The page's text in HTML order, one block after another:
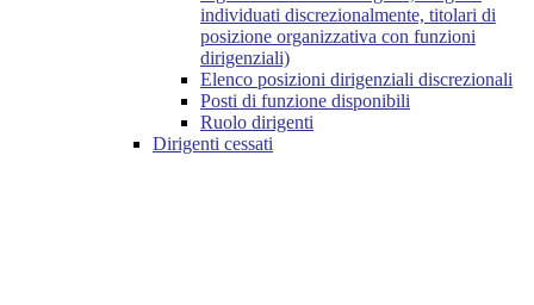
individuati discrezionalmente, titolari di
posizione organizzativa con funzioni
dirigenziali)
Elenco posizioni dirigenziali discrezionali
Posti di funzione disponibili
Ruolo dirigenti
Dirigenti cessati